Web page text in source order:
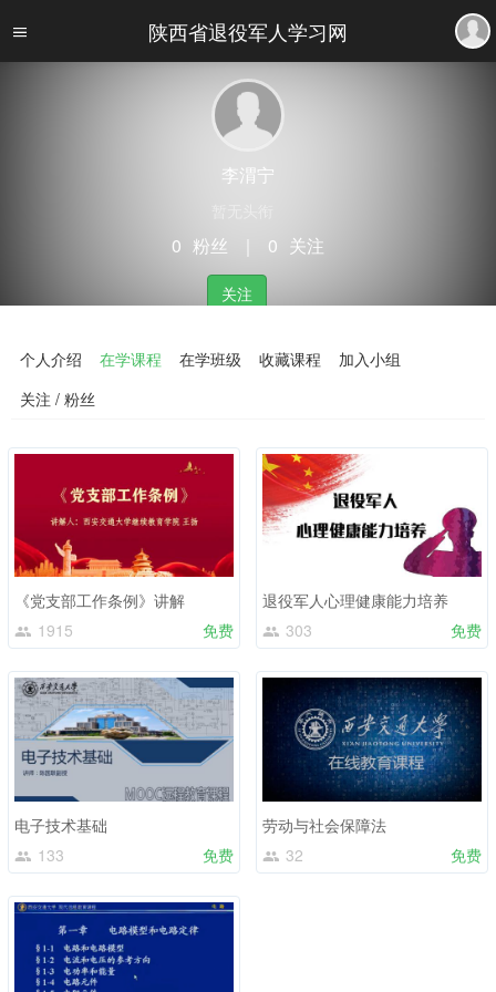
陕西省退役军人学习网
李渭宁
0 粉丝 0 关注
关注
个人介绍 在学课程 在学班级 收藏课程
加入小组
关注 / 粉丝
《党支部工作条例》讲解
1915
免费
退役军人心理健康能力培养
303
免费
电子技术基础
133
免费
劳动与社会保障法
32
免费